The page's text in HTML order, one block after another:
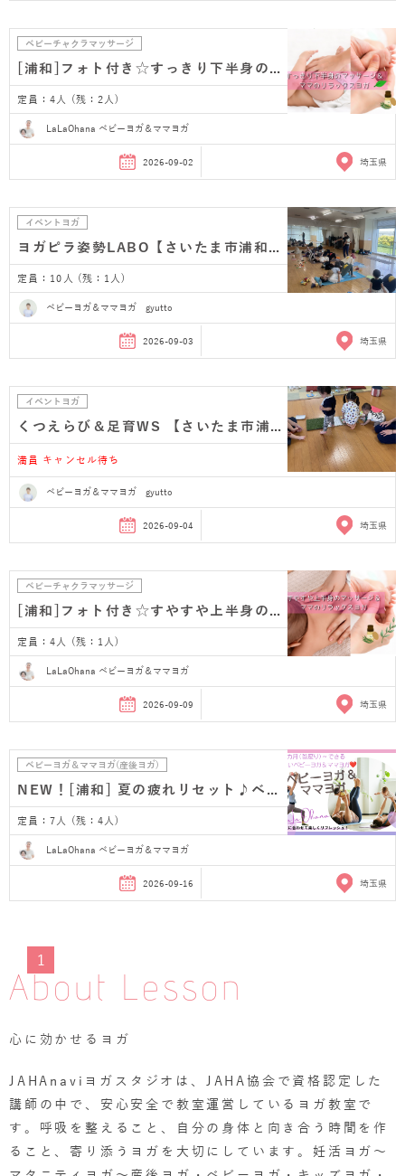
ベビーチャクラマッサージ
[浦和]フォト付き☆すっきり下半身のベビーマッサージ…
定員：4人 (残：2人)
LaLaOhana ベビーヨガ＆ママヨガ
2026-09-02 埼玉県
イベントヨガ
ヨガピラ姿勢LABO【さいたま市浦和産後ヨガ】
定員：10人 (残：1人)
ベビーヨガ＆ママヨガ gyutto
2026-09-03 埼玉県
イベントヨガ
くつえらび＆足育WS 【さいたま市浦和】
満員 キャンセル待ち
ベビーヨガ＆ママヨガ gyutto
2026-09-04 埼玉県
ベビーチャクラマッサージ
[浦和]フォト付き☆すやすや上半身のベビーマッサージ…
定員：4人 (残：1人)
LaLaOhana ベビーヨガ＆ママヨガ
2026-09-09 埼玉県
ベビーヨガ＆ママヨガ(産後ヨガ)
NEW！[浦和] 夏の疲れリセット♪ベビーヨガ＆ママヨガ…
定員：7人 (残：4人)
LaLaOhana ベビーヨガ＆ママヨガ
2026-09-16 埼玉県
1
About Lesson
心に効かせるヨガ
JAHAnaviヨガスタジオは、JAHA協会で資格認定した
講師の中で、安心安全で教室運営しているヨガ教室で
す。呼吸を整えること、自分の身体と向き合う時間を作
ること、寄り添うヨガを大切にしています。妊活ヨガ～